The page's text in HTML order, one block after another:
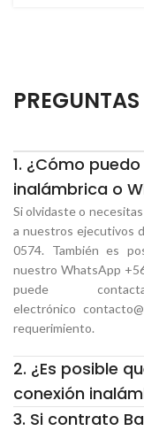
1. ¿Cómo
inalámbrica o
Si olvidaste o
a nuestros ejecutivos
0574. También es
nuestro WhatsApp
puede
electrónico
requerimiento.
2. ¿Es posible
conexión
3. Si contrato